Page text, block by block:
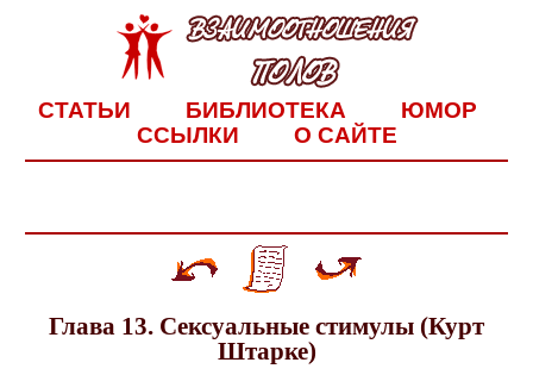
СТАТЬИ БИБЛИОТЕКА
ЮМОР
ССЫЛКИ
О САЙТЕ
Глава 13. Сексуальные стимулы (Курт
Штарке)